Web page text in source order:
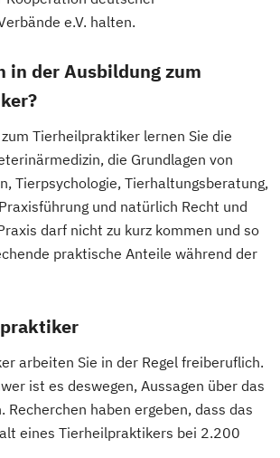
e.V. halten.
in der Ausbildung zum
Tierheilpraktiker lernen Sie die
die Grundlagen von
Tierpsychologie, Tierhaltungsberatung,
und natürlich Recht und
darf nicht zu kurz kommen und so
praktische Anteile während der
arbeiten Sie in der Regel freiberuflich.
ist es deswegen, Aussagen über das
Recherchen haben ergeben, dass das
eines Tierheilpraktikers bei 2.200